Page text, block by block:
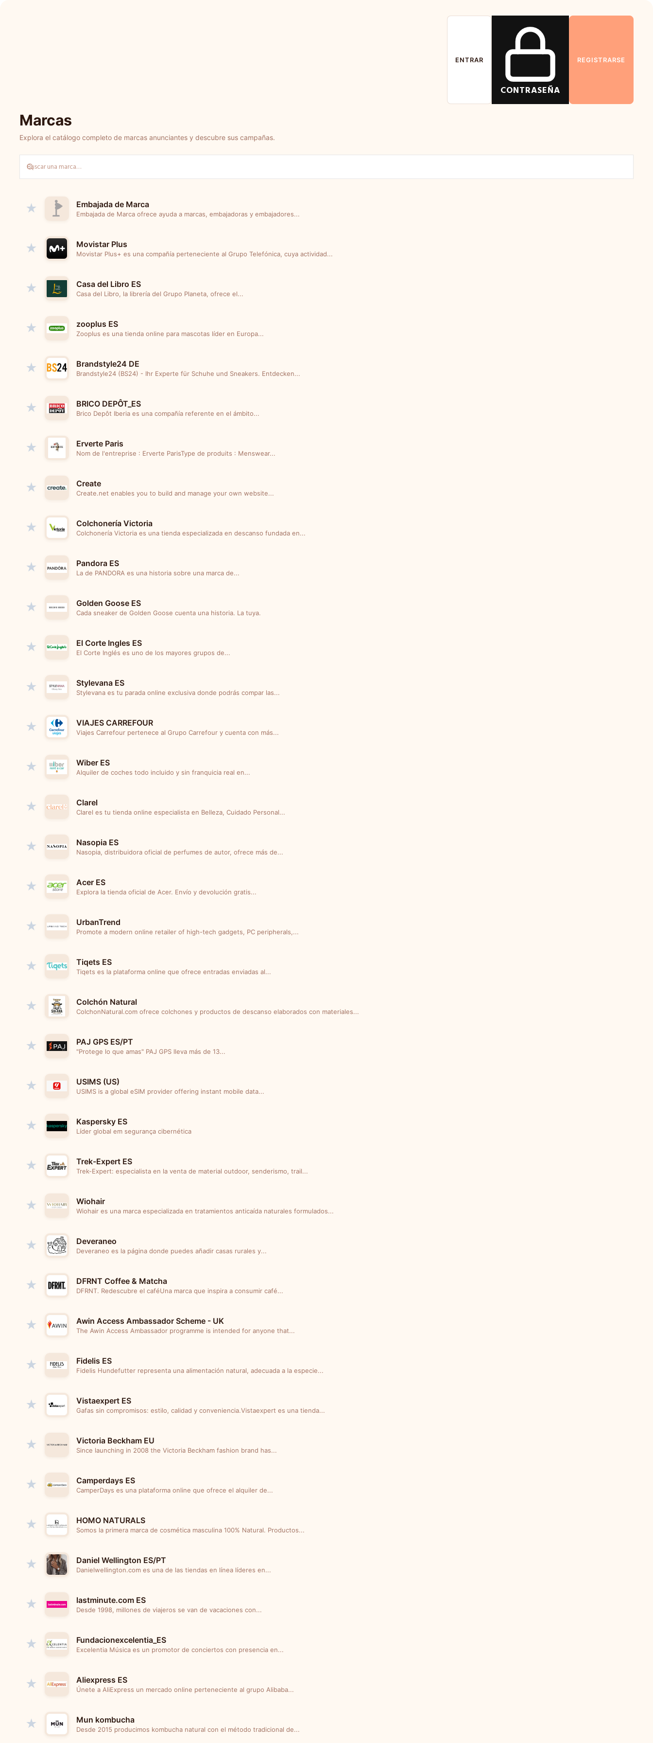
ENTRAR
CONTRASEÑA
REGISTRARSE
Marcas
Explora el catálogo completo de marcas anunciantes y descubre sus campañas.
★ Embajada de Marca
Embajada de Marca ofrece ayuda a marcas, embajadoras y embajadores...
★ Movistar Plus
Movistar Plus+ es una compañía perteneciente al Grupo Telefónica, cuya actividad...
★ Casa del Libro ES
Casa del Libro, la librería del Grupo Planeta, ofrece el...
★ zooplus ES
Zooplus es una tienda online para mascotas líder en Europa...
★ Brandstyle24 DE
Brandstyle24 (BS24) - Ihr Experte für Schuhe und Sneakers. Entdecken...
★ BRICO DEPÔT_ES
Brico Depôt Iberia es una compañía referente en el ámbito...
★ Erverte Paris
Nom de l'entreprise : Erverte ParisType de produits : Menswear...
★ Create
Create.net enables you to build and manage your own website...
★ Colchonería Victoria
Colchonería Victoria es una tienda especializada en descanso fundada en...
★ Pandora ES
La de PANDORA es una historia sobre una marca de...
★ Golden Goose ES
Cada sneaker de Golden Goose cuenta una historia. La tuya.
★ El Corte Ingles ES
El Corte Inglés es uno de los mayores grupos de...
★ Stylevana ES
Stylevana es tu parada online exclusiva donde podrás compar las...
★ VIAJES CARREFOUR
Viajes Carrefour pertenece al Grupo Carrefour y cuenta con más...
★ Wiber ES
Alquiler de coches todo incluido y sin franquicia real en...
★ Clarel
Clarel es tu tienda online especialista en Belleza, Cuidado Personal...
★ Nasopia ES
Nasopia, distribuidora oficial de perfumes de autor, ofrece más de...
★ Acer ES
Explora la tienda oficial de Acer. Envío y devolución gratis...
★ UrbanTrend
Promote a modern online retailer of high-tech gadgets, PC peripherals,...
★ Tiqets ES
Tiqets es la plataforma online que ofrece entradas enviadas al...
★ Colchón Natural
ColchonNatural.com ofrece colchones y productos de descanso elaborados con materiales...
★ PAJ GPS ES/PT
"Protege lo que amas" PAJ GPS lleva más de 13...
★ USIMS (US)
USIMS is a global eSIM provider offering instant mobile data...
★ Kaspersky ES
Líder global em segurança cibernética
★ Trek-Expert ES
Trek-Expert: especialista en la venta de material outdoor, senderismo, trail...
★ Wiohair
Wiohair es una marca especializada en tratamientos anticaída naturales formulados...
★ Deveraneo
Deveraneo es la página donde puedes añadir casas rurales y...
★ DFRNT Coffee & Matcha
DFRNT. Redescubre el caféUna marca que inspira a consumir café...
★ Awin Access Ambassador Scheme - UK
The Awin Access Ambassador programme is intended for anyone that...
★ Fidelis ES
Fidelis Hundefutter representa una alimentación natural, adecuada a la especie...
★ Vistaexpert ES
Gafas sin compromisos: estilo, calidad y conveniencia.Vistaexpert es una tienda...
★ Victoria Beckham EU
Since launching in 2008 the Victoria Beckham fashion brand has...
★ Camperdays ES
CamperDays es una plataforma online que ofrece el alquiler de...
★ HOMO NATURALS
Somos la primera marca de cosmética masculina 100% Natural. Productos...
★ Daniel Wellington ES/PT
Danielwellington.com es una de las tiendas en línea líderes en...
★ lastminute.com ES
Desde 1998, millones de viajeros se van de vacaciones con...
★ Fundacionexcelentia_ES
Excelentia Música es un promotor de conciertos con presencia en...
★ Aliexpress ES
Únete a AliExpress un mercado online perteneciente al grupo Alibaba...
★ Mun kombucha
Desde 2015 producimos kombucha natural con el método tradicional de...